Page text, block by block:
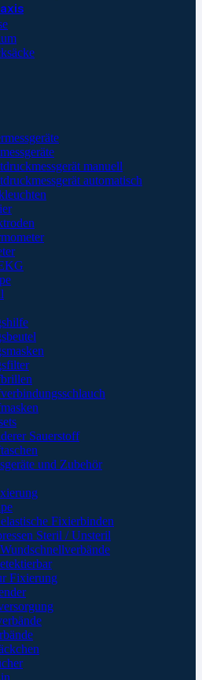
manuell
automatisch
Sauerstoff
und Zubehör
Fixierbinden
Steril / Unsteril
Fixierung